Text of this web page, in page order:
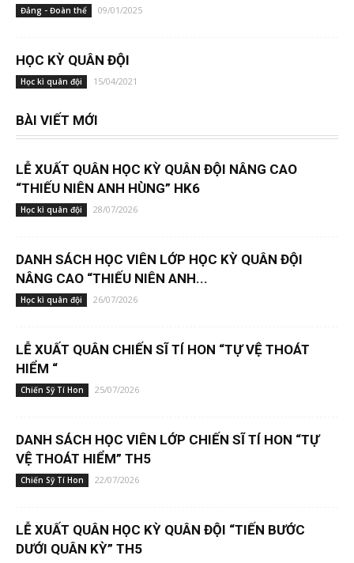
Đảng - Đoàn thể 09/01/2025
HỌC KỲ QUÂN ĐỘI
Học kì quân đội 15/04/2021
BÀI VIẾT MỚI
LỄ XUẤT QUÂN HỌC KỲ QUÂN ĐỘI NÂNG CAO
“THIẾU NIÊN ANH HÙNG” HK6
Học kì quân đội 28/07/2026
DANH SÁCH HỌC VIÊN LỚP HỌC KỲ QUÂN ĐỘI
NÂNG CAO “THIẾU NIÊN ANH...
Học kì quân đội 26/07/2026
LỄ XUẤT QUÂN CHIẾN SĨ TÍ HON “TỰ VỆ THOÁT
HIỂM “
Chiến Sỹ Tí Hon 25/07/2026
DANH SÁCH HỌC VIÊN LỚP CHIẾN SĨ TÍ HON “TỰ
VỆ THOÁT HIỂM” TH5
Chiến Sỹ Tí Hon 22/07/2026
LỄ XUẤT QUÂN HỌC KỲ QUÂN ĐỘI “TIẾN BƯỚC
DƯỚI QUÂN KỲ” TH5